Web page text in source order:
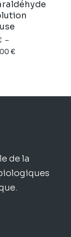
–
€Plage
à
de la